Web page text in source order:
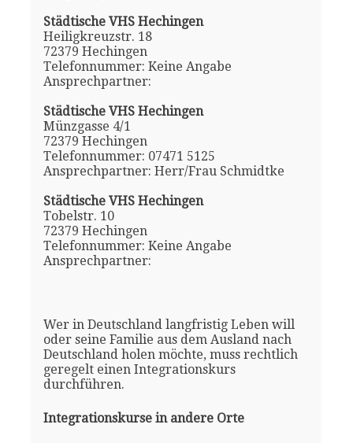
Städtische VHS Hechingen
Heiligkreuzstr. 18
72379 Hechingen
Telefonnummer: Keine Angabe
Ansprechpartner:
Städtische VHS Hechingen
Münzgasse 4/1
72379 Hechingen
Telefonnummer: 07471 5125
Ansprechpartner: Herr/Frau Schmidtke
Städtische VHS Hechingen
Tobelstr. 10
72379 Hechingen
Telefonnummer: Keine Angabe
Ansprechpartner:
Wer in Deutschland langfristig Leben will
oder seine Familie aus dem Ausland nach
Deutschland holen möchte, muss rechtlich
geregelt einen Integrationskurs
durchführen.
Integrationskurse in andere Orte